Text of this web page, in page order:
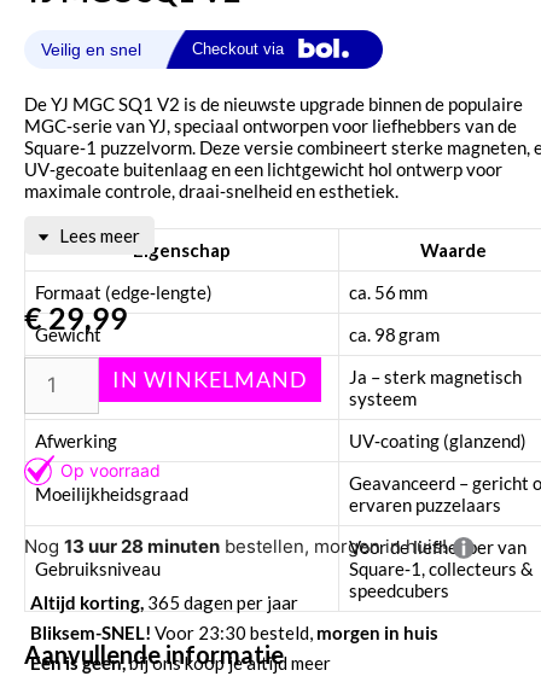
De YJ MGC SQ1 V2 is de nieuwste upgrade binnen de populaire
MGC‑serie van YJ, speciaal ontworpen voor liefhebbers van de
Square‑1 puzzelvorm. Deze versie combineert sterke magneten,
UV‑gecoate buitenlaag en een lichtgewicht hol ontwerp voor
maximale controle, draai‑snelheid en esthetiek.
Eigenschap
Waarde
Formaat (edge‑lengte)
ca. 56 mm
Gewicht
ca. 98 gram
Magnetisch
Ja – sterk magnetisch
systeem
Afwerking
UV‑coating (glanzend)
Moeilijkheidsgraad
Geavanceerd – gericht
ervaren puzzelaars
Gebruiksniveau
Voor de liefhebber van
Square‑1, collecteurs &
speedcubers
Aanvullende informatie
Lees meer
€29,99
Nog 13 uur 28 minuten bestellen, morgen in huis!
Altijd korting, 365 dagen per jaar
Bliksem-SNEL! Voor 23:30 besteld, morgen in huis
Eén is geen,bij ons koop je altijd meer